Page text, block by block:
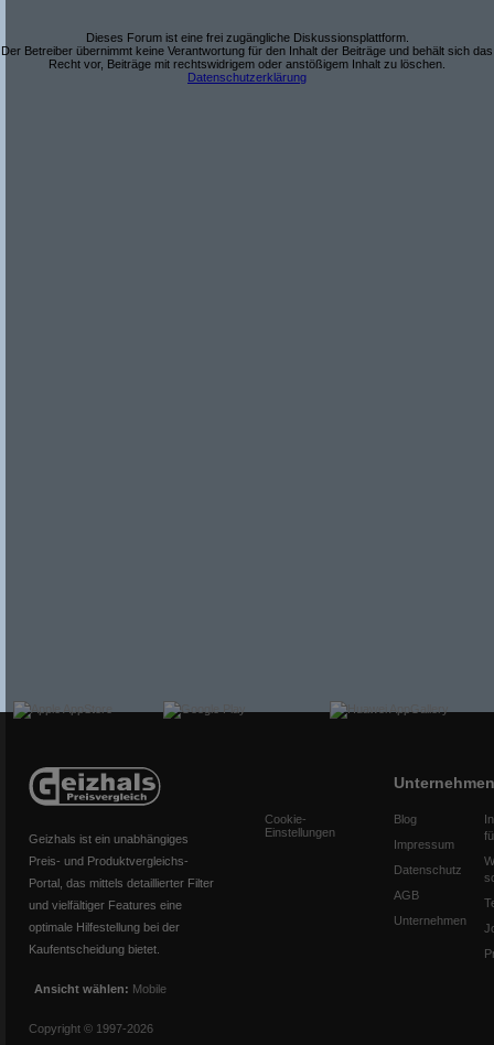
Dieses Forum ist eine frei zugängliche Diskussionsplattform.
Der Betreiber übernimmt keine Verantwortung für den Inhalt der Beiträge und behält sich das
Recht vor, Beiträge mit rechtswidrigem oder anstößigem Inhalt zu löschen.
Datenschutzerklärung
Geizhals ist ein unabhängiges
Preis- und Produktvergleichs-
Portal, das mittels detaillierter Filter
und vielfältiger Features eine
optimale Hilfestellung bei der
Kaufentscheidung bietet.
Ansicht wählen: Mobile
Copyright © 1997-2026
Cookie-
Einstellungen
Unternehmen
Blog
Impressum
Datenschutz
AGB
Unternehmen